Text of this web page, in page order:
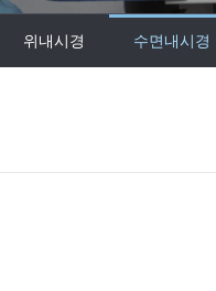
위내시경 수면내시경